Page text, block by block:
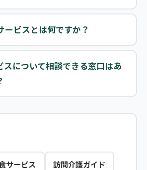
ービスとは何ですか？
スについて相談できる窓口はあ
サービス 訪問介護ガイド